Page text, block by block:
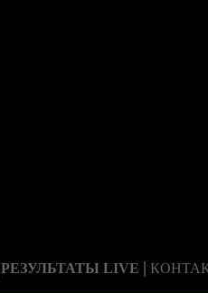
РЕЗУЛЬТАТЫ LIVE |